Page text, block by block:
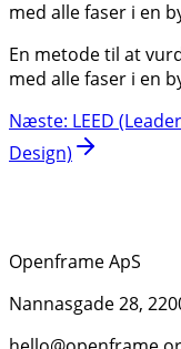
med alle faser i en
En metode til at
med alle faser i en
Næste: LEED
Design)
Openframe ApS
Nannasgade 28,